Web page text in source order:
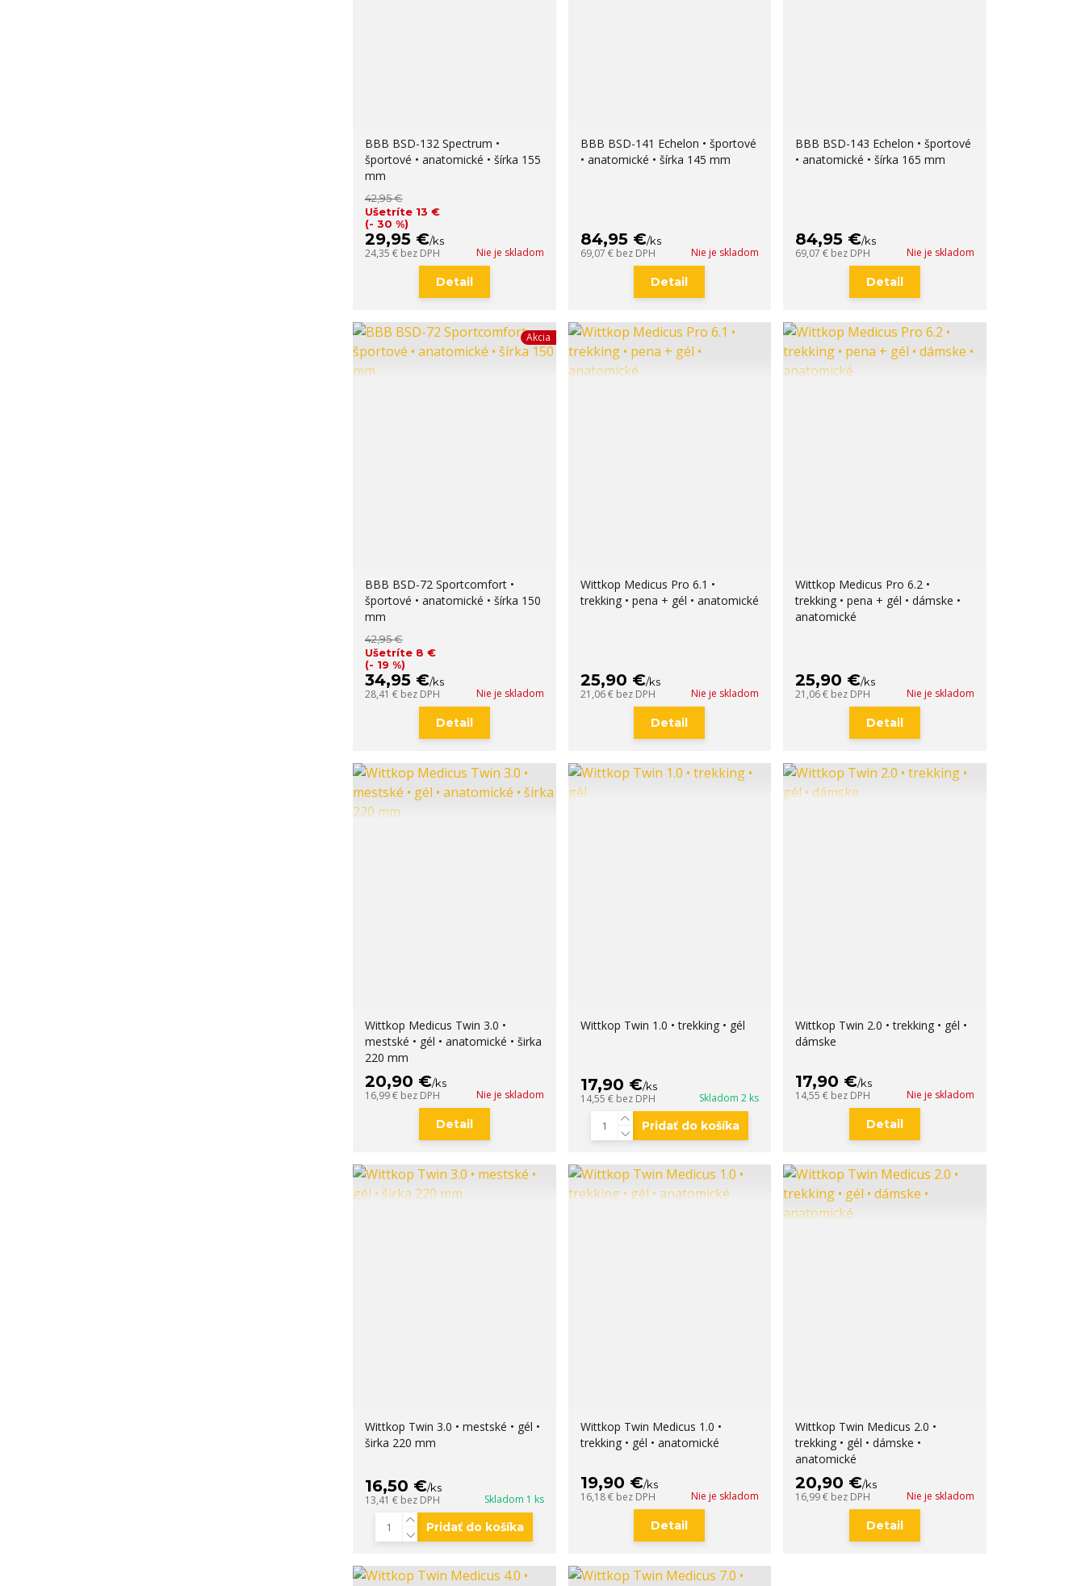
BBB BSD-132 Spectrum •
športové • anatomické • šírka 155
mm
42,95 €
Ušetríte 13 €
(- 30 %)
29,95 €/ks
24,35 € bez DPH Nie je skladom
Detail
BBB BSD-141 Echelon • športové
• anatomické • šírka 145 mm
84,95 €/ks
69,07 € bez DPH Nie je skladom
Detail
BBB BSD-143 Echelon • športové
• anatomické • šírka 165 mm
84,95 €/ks
69,07 € bez DPH Nie je skladom
Detail
Akcia
BBB BSD-72 Sportcomfort •
športové • anatomické • šírka 150
mm
42,95 €
Ušetríte 8 €
(- 19 %)
34,95 €/ks
28,41 € bez DPH Nie je skladom
Detail
Wittkop Medicus Pro 6.1 •
trekking • pena + gél • anatomické
25,90 €/ks
21,06 € bez DPH Nie je skladom
Detail
Wittkop Medicus Pro 6.2 •
trekking • pena + gél • dámske •
anatomické
25,90 €/ks
21,06 € bez DPH Nie je skladom
Detail
Wittkop Medicus Twin 3.0 •
mestské • gél • anatomické • širka
220 mm
20,90 €/ks
16,99 € bez DPH Nie je skladom
Detail
Wittkop Twin 1.0 • trekking • gél
17,90 €/ks
14,55 € bez DPH Skladom 2 ks
Pridať do košíka
Wittkop Twin 2.0 • trekking • gél •
dámske
17,90 €/ks
14,55 € bez DPH Nie je skladom
Detail
Wittkop Twin 3.0 • mestské • gél •
širka 220 mm
16,50 €/ks
13,41 € bez DPH Skladom 1 ks
Pridať do košíka
Wittkop Twin Medicus 1.0 •
trekking • gél • anatomické
19,90 €/ks
16,18 € bez DPH Nie je skladom
Detail
Wittkop Twin Medicus 2.0 •
trekking • gél • dámske •
anatomické
20,90 €/ks
16,99 € bez DPH Nie je skladom
Detail